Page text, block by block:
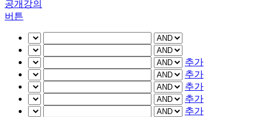
공개강의
버튼
추가
추가
추가
추가
추가